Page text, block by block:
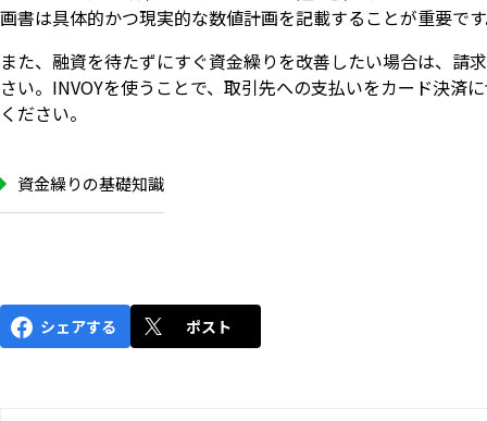
画書は具体的かつ現実的な数値計画を記載することが重要で
また、融資を待たずにすぐ資金繰りを改善したい場合は、請
さい。INVOYを使うことで、取引先への支払いをカード決済
ください。
資金繰りの基礎知識
シェアする ポスト